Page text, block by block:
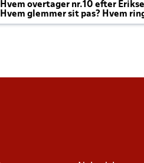
Hvem overtager nr.10 efter
Hvem glemmer sit pas? Hvem
Joachim altid til efter kampe?